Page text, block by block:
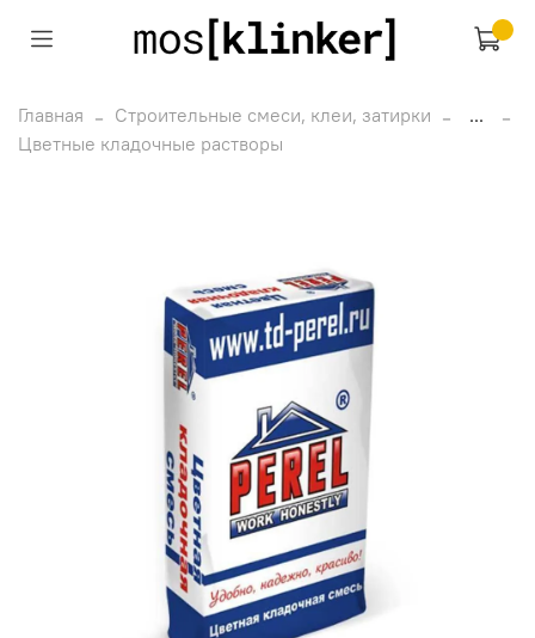
Главная Строительные смеси, клеи, затирки
...
Цветные кладочные растворы